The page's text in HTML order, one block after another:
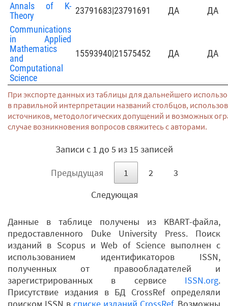
При экспорте данных из таблицы для дальнейшего
в правильной интерпретации названий столбцов,
источников, методологических допущений и возможных
случае возникновения вопросов свяжитесь с авторами.
Annals of K-
Theory
23791683|23791691 ДА
ДА
Communications
in Applied
Mathematics
and
Computational
Science
15593940|21575452 ДА ДА
Записи с 1 до 5 из 15 записей
Предыдущая 1 2
3
Следующая
Данные в таблице получены из KBART-файла,
предоставленного Duke University Press. Поиск
изданий в Scopus и Web of Science выполнен с
использованием идентификаторов ISSN,
полученных от правообладателей и
зарегистрированных в сервисе ISSN.org.
Присутствие издания в БД CrossRef определяли